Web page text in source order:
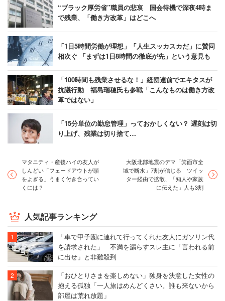
“ブラック厚労省”職員の悲哀 国会待機で深夜4時ま
で残業、「働き方改革」はどこへ
「1日5時間労働が理想」「人生スッカスカだ」に賛同
相次ぐ 「まずは1日8時間の徹底が先」という意見も
「100時間も残業させるな！」経団連前でエキタスが
抗議行動 福島瑞穂氏も参戦「こんなものは働き方改
革ではない」
「15分単位の勤怠管理」っておかしくない？ 遅刻は切
り上げ、残業は切り捨て…
マタニティ・産後ハイの友人が
しんどい「フェードアウトが頭
をよぎる」うまく付き合ってい
くには？
大阪北部地震のデマ「箕面市全
域で断水」7割が信じる ツイッ
ター経由で拡散、「知人や家族
に伝えた」人も3割
人気記事ランキング
「車で甲子園に連れて行ってくれた友人にガソリン代
を請求された」 不満を漏らすスレ主に「言われる前
に出せ」と非難殺到
「おひとりさまを楽しめない」独身を決意した女性の
抱える孤独「一人旅はめんどくさい。誰も来ないから
部屋は荒れ放題」